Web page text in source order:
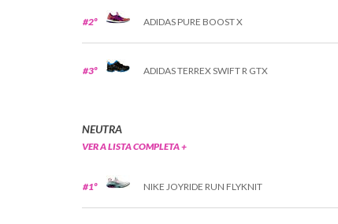
#2º ADIDAS PURE BOOST X
#3º ADIDAS TERREX SWIFT R GTX
NEUTRA
VER A LISTA COMPLETA +
#1º NIKE JOYRIDE RUN FLYKNIT